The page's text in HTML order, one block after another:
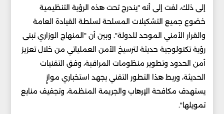
إلى ذلك، لفت إلى أنه "يندرج تحت هذه الرؤية التنظيمية
خضوع جميع التشكيلات المسلحة لسلطة القيادة العامة
والقرار الأمني الموحد للدولة". وبين أن "المنهاج الوزاري تبنى
رؤية تكنولوجية حديثة لترسيخ الأمن العملياتي من خلال تعزيز
أمن الحدود وتطوير منظومات المراقبة، وفق التقنيات
الحديثة، وربط هذا التطور التقني بجهد استخباري موازٍ
يستهدف مكافحة الإرهاب والجريمة المنظمة، وتجفيف منابع
تمويلها".